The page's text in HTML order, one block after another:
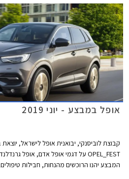
אופל במבצע - יוני 2019
קבוצת לוביסנקי, יבואנית אופל לישראל,
המבצע יהנו הרוכשים מהנחות, חבילות